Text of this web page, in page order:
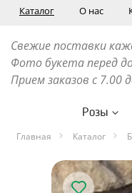
Каталог О нас
Свежие поставки
Фото букета перед
Прием заказов с 7.00
Розы
Главная Каталог